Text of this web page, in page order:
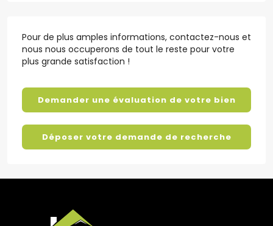
Pour de plus amples informations, contactez-nous et
nous nous occuperons de tout le reste pour votre
plus grande satisfaction !
Demander une évaluation de votre bien
Déposer votre demande de recherche